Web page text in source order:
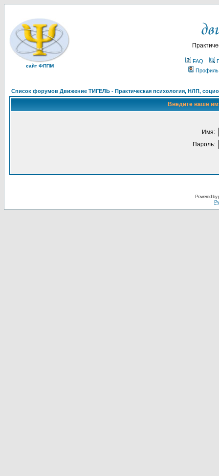
сайт ФППМ
FAQ
Профиль
Список форумов Движение ТИГЕЛЬ - Практическая психология, НЛП,
Введите ваше
Имя:
Пароль:
Powered by